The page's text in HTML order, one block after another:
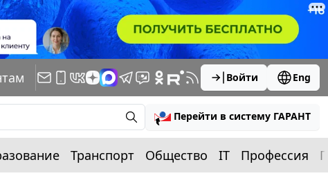
Войти Eng
Перейти в систему ГАРАНТ
Транспорт Общество IT Профессия